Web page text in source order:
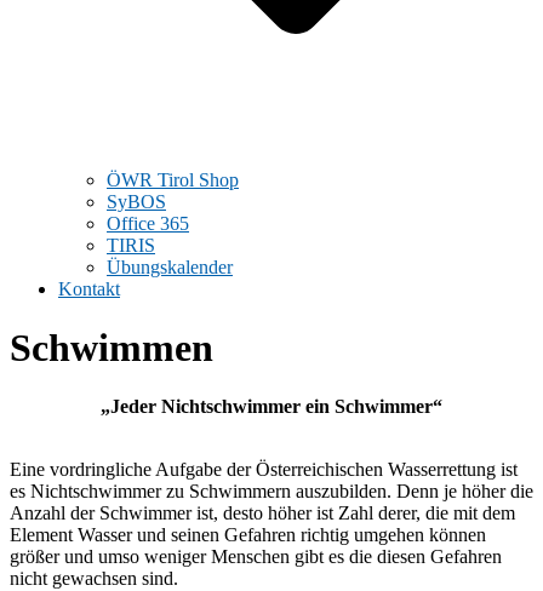
ÖWR Tirol Shop
SyBOS
Office 365
TIRIS
Übungskalender
Kontakt
Schwimmen
„Jeder Nichtschwimmer ein Schwimmer“
Eine vordringliche Aufgabe der Österreichischen Wasserrettung ist
es Nichtschwimmer zu Schwimmern auszubilden. Denn je höher die
Anzahl der Schwimmer ist, desto höher ist Zahl derer, die mit dem
Element Wasser und seinen Gefahren richtig umgehen können
größer und umso weniger Menschen gibt es die diesen Gefahren
nicht gewachsen sind.